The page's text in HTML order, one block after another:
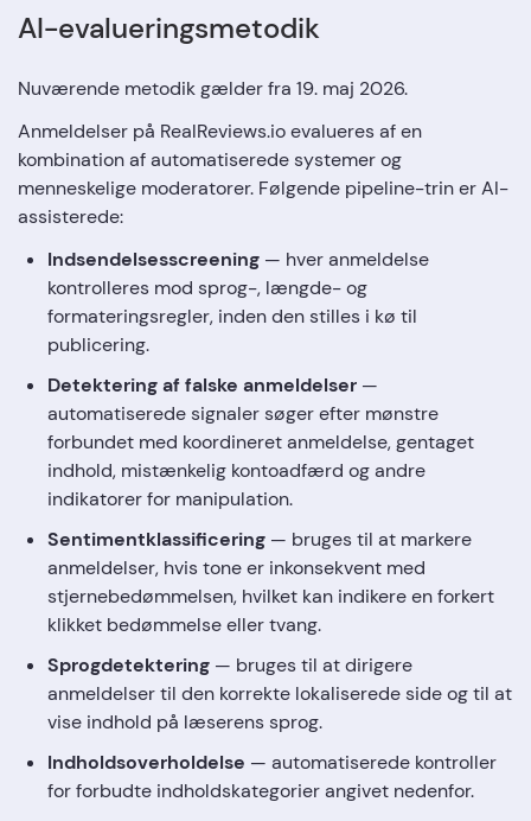
AI-evalueringsmetodik
Nuværende metodik gælder fra 19. maj 2026.
Anmeldelser på RealReviews.io evalueres af en
kombination af automatiserede systemer og
menneskelige moderatorer. Følgende pipeline-trin er AI-
assisterede:
Indsendelsesscreening — hver anmeldelse
kontrolleres mod sprog-, længde- og
formateringsregler, inden den stilles i kø til
publicering.
Detektering af falske anmeldelser —
automatiserede signaler søger efter mønstre
forbundet med koordineret anmeldelse, gentaget
indhold, mistænkelig kontoadfærd og andre
indikatorer for manipulation.
Sentimentklassificering — bruges til at markere
anmeldelser, hvis tone er inkonsekvent med
stjernebedømmelsen, hvilket kan indikere en forkert
klikket bedømmelse eller tvang.
Sprogdetektering — bruges til at dirigere
anmeldelser til den korrekte lokaliserede side og til at
vise indhold på læserens sprog.
Indholdsoverholdelse — automatiserede kontroller
for forbudte indholdskategorier angivet nedenfor.